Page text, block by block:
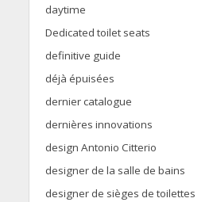
daytime
Dedicated toilet seats
definitive guide
déjà épuisées
dernier catalogue
dernières innovations
design Antonio Citterio
designer de la salle de bains
designer de sièges de toilettes